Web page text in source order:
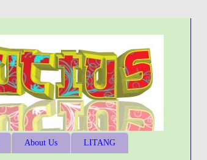
About Us LITANG